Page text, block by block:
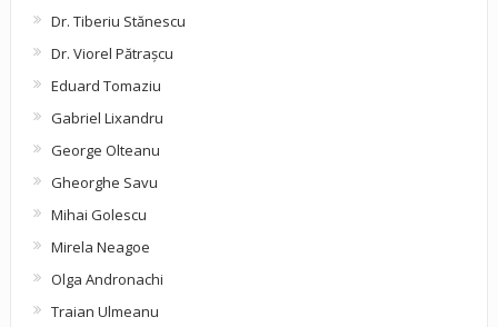
Dr. Tiberiu Stănescu
Dr. Viorel Pătraşcu
Eduard Tomaziu
Gabriel Lixandru
George Olteanu
Gheorghe Savu
Mihai Golescu
Mirela Neagoe
Olga Andronachi
Traian Ulmeanu